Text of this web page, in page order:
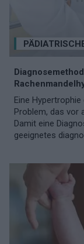
Eine
Problem, das vor
Damit eine
geeignetes